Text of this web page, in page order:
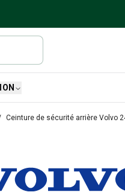
Ceinture de sécurité arrière Volvo